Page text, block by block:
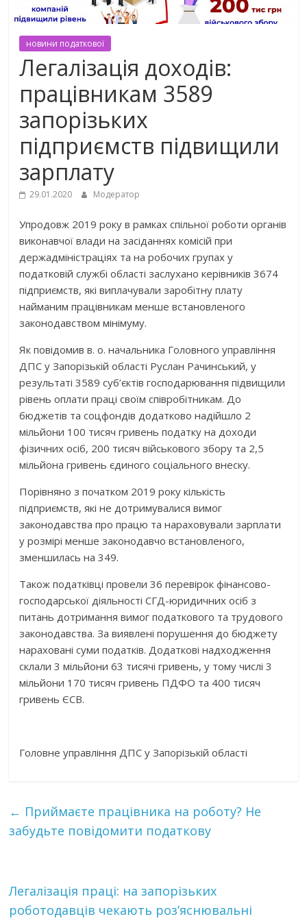
новини податкової
Легалізація доходів:
працівникам 3589
запорізьких
підприємств підвищили
зарплату
29.01.2020 Модератор
Упродовж 2019 року в рамках спільної роботи органів
виконавчої влади на засіданнях комісій при
держадміністраціях та на робочих групах у
податковій службі області заслухано керівників 3674
підприємств, які виплачували заробітну плату
найманим працівникам менше встановленого
законодавством мінімуму.
Як повідомив в. о. начальника Головного управління
ДПС у Запорізькій області Руслан Рачинський, у
результаті 3589 суб’єктів господарювання підвищили
рівень оплати праці своїм співробітникам. До
бюджетів та соцфондів додатково надійшло 2
мільйони 100 тисяч гривень податку на доходи
фізичних осіб, 200 тисяч військового збору та 2,5
мільйона гривень єдиного соціального внеску.
Порівняно з початком 2019 року кількість
підприємств, які не дотримувалися вимог
законодавства про працю та нараховували зарплати
у розмірі менше законодавчо встановленого,
зменшилась на 349.
Також податківці провели 36 перевірок фінансово-
господарської діяльності СГД-юридичних осіб з
питань дотримання вимог податкового та трудового
законодавства. За виявлені порушення до бюджету
нараховані суми податків. Додаткові надходження
склали 3 мільйони 63 тисячі гривень, у тому числі 3
мільйони 170 тисяч гривень ПДФО та 400 тисяч
гривень ЄСВ.
Головне управління ДПС у Запорізькій області
← Приймаєте працівника на роботу? Не
забудьте повідомити податкову
Легалізація праці: на запорізьких
роботодавців чекають роз’яснювальні